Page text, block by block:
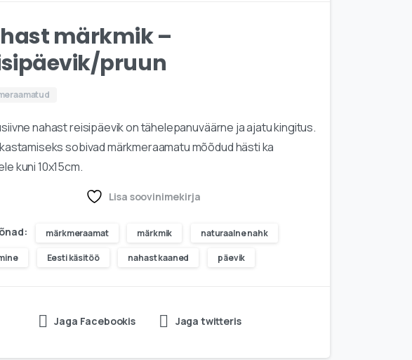
märkmik –
pruun
nahast reisipäevik on tähelepanuväärne ja ajatu kingitus.
sobivad märkmeraamatu mõõdud hästi ka
kuni 10x15cm.
Lisa soovinimekirja
märkmeraamat märkmik naturaalne nahk
Eesti käsitöö nahast kaaned päevik
Jaga Facebookis Jaga twitteris